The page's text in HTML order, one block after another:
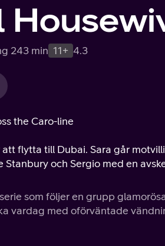
243 min 11+ 4.3
the Caro-line
att flytta till Dubai. Sara går
Stanbury och Sergio med en
som följer en grupp
vardag med oförväntade